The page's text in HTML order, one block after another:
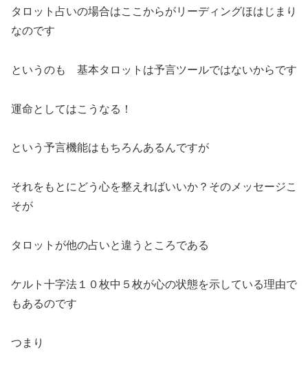
タロット占いの場合はここからがリーディングほはじまり
なのです
というのも 基本タロットは予言ツールではないからです
運命としてはこうなる！
という予言機能はもちろんあるんですが
それをもとにどう心を整えればいいか？そのメッセージこ
そが
タロットが他の占いと違うところである
ケルト十字法１０枚中５枚が心の状態を示している理由で
もあるのです
つまり